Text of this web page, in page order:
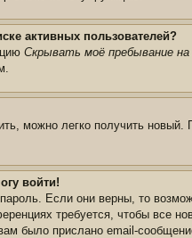
активных пользователей?
Скрывать моё пребывание на
можно легко получить
войти!
Если они верны, то
требуется, чтобы все
было прислано email-